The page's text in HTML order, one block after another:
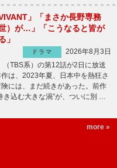
」「まさか長野専務
世）が…」「こうなると皆が
」
ドラマ
2026年8月3日
TBS系）の第12話が2日に放送
は、2023年夏、日本中を熱狂さ
には、まだ続きがあった。前作
き込む大きな渦”が、ついに別 …
more »